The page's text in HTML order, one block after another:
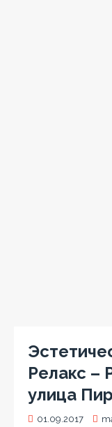
Релакс –
улица
01.09.2017